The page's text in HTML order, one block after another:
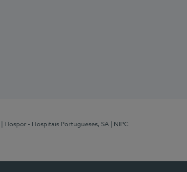
| Hospor - Hospitais Portugueses, SA
| NIPC